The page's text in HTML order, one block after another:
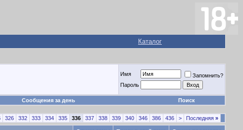
Каталог
Имя
Запомнить?
Пароль
Сообщения за день Поиск
326 332 333 334 335 336 337 338 339 340 346 386 436 > Последняя »